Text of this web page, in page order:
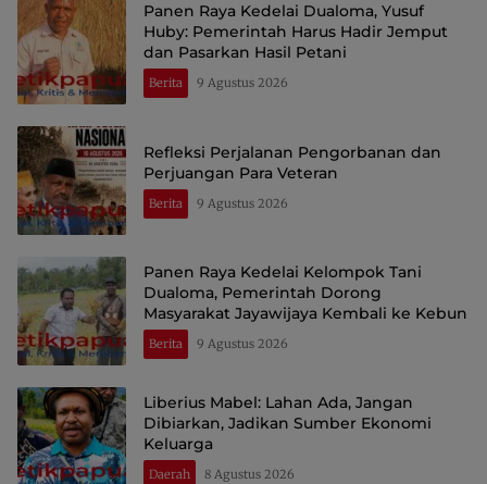
Panen Raya Kedelai Dualoma, Yusuf
Huby: Pemerintah Harus Hadir Jemput
dan Pasarkan Hasil Petani
Berita 9 Agustus 2026
Refleksi Perjalanan Pengorbanan dan
Perjuangan Para Veteran
Berita 9 Agustus 2026
Panen Raya Kedelai Kelompok Tani
Dualoma, Pemerintah Dorong
Masyarakat Jayawijaya Kembali ke Kebun
Berita 9 Agustus 2026
Liberius Mabel: Lahan Ada, Jangan
Dibiarkan, Jadikan Sumber Ekonomi
Keluarga
Daerah 8 Agustus 2026